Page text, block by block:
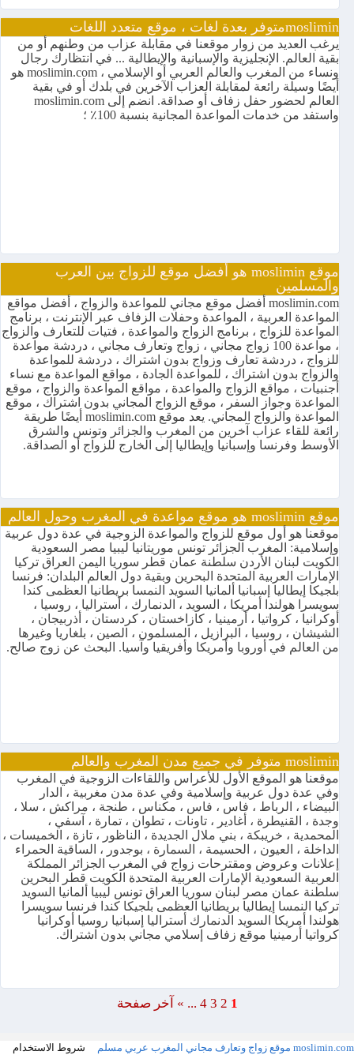
mosliminمتوفر بعدة لغات ، موقع متعدد اللغات
يرغب العديد من زوار موقعنا في مقابلة عزاب من وطنهم أو من
بقية العالم. الإنجليزية والإسبانية والإيطالية ... في انتظارك رجال
ونساء من المغرب والعالم العربي أو الإسلامي ، moslimin.com هو
أيضًا وسيلة رائعة لمقابلة العزاب الآخرين في بلدك أو في بقية
العالم لحضور حفل زفاف أو صداقة. انضم إلى moslimin.com
واستفد من خدمات المواعدة المجانية بنسبة 100٪ ؛
موقع moslimin هو أفضل موقع للزواج بين العرب
والمسلمين
moslimin.com أفضل موقع مجاني للمواعدة والزواج ، أفضل مواقع
المواعدة العربية ، المواعدة وحفلات الزفاف عبر الإنترنت ، برنامج
المواعدة للزواج ، برنامج الزواج والمواعدة ، فتيات للتعارف والزواج
، مواعدة 100 زواج مجاني ، زواج وتعارف مجاني ، دردشة مواعدة
للزواج ، دردشة تعارف وزواج بدون اشتراك ، دردشة للمواعدة
والزواج بدون اشتراك ، للمواعدة الجادة ، مواقع المواعدة مع نساء
أجنبيات ، مواقع الزواج والمواعدة ، مواقع المواعدة والزواج ، موقع
المواعدة وجواز السفر ، موقع الزواج المجاني بدون اشتراك ، موقع
المواعدة والزواج المجاني. يعد موقع moslimin.com أيضًا طريقة
رائعة للقاء عزاب آخرين من المغرب والجزائر وتونس والشرق
الأوسط وفرنسا وإسبانيا وإيطاليا إلى الخارج للزواج أو الصداقة.
موقع moslimin هو موقع مواعدة في المغرب وحول العالم
موقعنا هو أول موقع للزواج والمواعدة الزوجية في عدة دول عربية
وإسلامية: المغرب الجزائر تونس موريتانيا ليبيا مصر السعودية
الكويت لبنان الأردن سلطنة عمان قطر سوريا اليمن العراق تركيا
الإمارات العربية المتحدة البحرين وبقية دول العالم البلدان: فرنسا
بلجيكا إيطاليا إسبانيا ألمانيا السويد النمسا بريطانيا العظمى كندا
سويسرا هولندا أمريكا ، السويد ، الدنمارك ، أستراليا ، روسيا ،
أوكرانيا ، كرواتيا ، أرمينيا ، كازاخستان ، كردستان ، أذربيجان ،
الشيشان ، روسيا ، البرازيل ، المسلمون ، الصين ، بلغاريا وغيرها
من العالم في أوروبا وأمريكا وأفريقيا وآسيا. البحث عن زوج صالح.
moslimin متوفر في جميع مدن المغرب والعالم
موقعنا هو الموقع الأول للأعراس واللقاءات الزوجية في المغرب
وفي عدة دول عربية وإسلامية وفي عدة مدن مغربية ، الدار
البيضاء ، الرباط ، فاس ، فاس ، مكناس ، طنجة ، مراكش ، سلا ،
وجدة ، القنيطرة ، أغادير ، تاونات ، تطوان ، تمارة ، آسفي ،
المحمدية ، خريبكة ، بني ملال الجديدة ، الناظور ، تازة ، الخميسات ،
الداخلة ، العيون ، الحسيمة ، السمارة ، بوجدور ، الساقية الحمراء
إعلانات وعروض ومقترحات زواج في المغرب الجزائر المملكة
العربية السعودية الإمارات العربية المتحدة الكويت قطر البحرين
سلطنة عمان مصر لبنان سوريا العراق تونس ليبيا ألمانيا السويد
تركيا النمسا إيطاليا بريطانيا العظمى بلجيكا كندا فرنسا سويسرا
هولندا أمريكا السويد الدنمارك أستراليا إسبانيا روسيا أوكرانيا
كرواتيا أرمينيا موقع زفاف إسلامي مجاني بدون اشتراك.
1
2
3
4
...
» آخر صفحة
moslimin.com موقع زواج وتعارف مجاني المغرب عربي مسلم شروط الاستخدام